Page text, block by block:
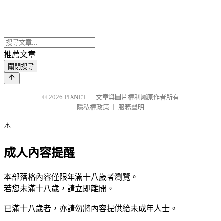
推薦文章
關閉搜尋
© 2026 PIXNET
文章與圖片權利屬原作者所有
隱私權政策
服務聲明
⚠️
成人內容提醒
本部落格內容僅限年滿十八歲者瀏覽。
若您未滿十八歲，請立即離開。
已滿十八歲者，亦請勿將內容提供給未成年人士。